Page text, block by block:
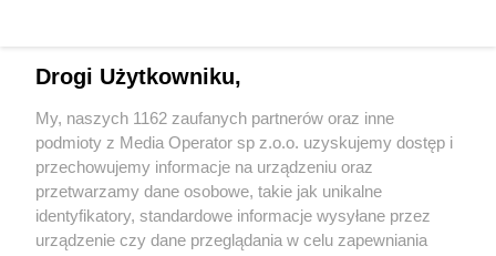
zaprasza!
1 / 1
Majówka w górach? Ośrodek
Wydawca mediów lokalnych
Drogi Użytkowniku,
My, naszych 1162 zaufanych partnerów oraz inne
podmioty z Media Operator sp z.o.o. uzyskujemy dostęp i
przechowujemy informacje na urządzeniu oraz
przetwarzamy dane osobowe, takie jak unikalne
identyfikatory, standardowe informacje wysyłane przez
urządzenie czy dane przeglądania w celu zapewniania